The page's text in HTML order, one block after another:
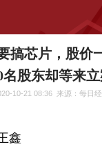
搞芯片，股价
名股东却等来
10-21 08:36 来源：每日
鑫